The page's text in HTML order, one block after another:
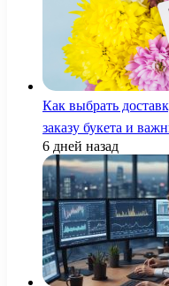
Как выбрать
заказу букета и
6 дней назад